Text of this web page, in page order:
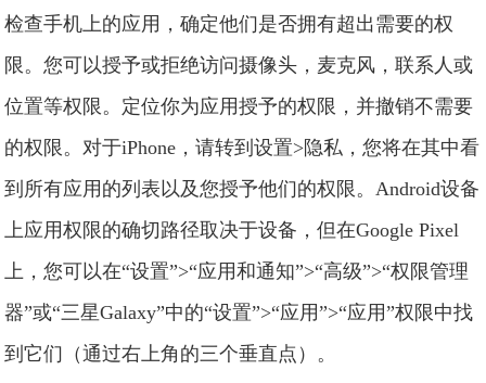
检查手机上的应用，确定他们是否拥有超出需要的权
限。您可以授予或拒绝访问摄像头，麦克风，联系人或
位置等权限。定位你为应用授予的权限，并撤销不需要
的权限。对于iPhone，请转到设置>隐私，您将在其中看
到所有应用的列表以及您授予他们的权限。Android设备
上应用权限的确切路径取决于设备，但在Google Pixel
上，您可以在“设置”>“应用和通知”>“高级”>“权限管理
器”或“三星Galaxy”中的“设置”>“应用”>“应用”权限中找
到它们（通过右上角的三个垂直点）。